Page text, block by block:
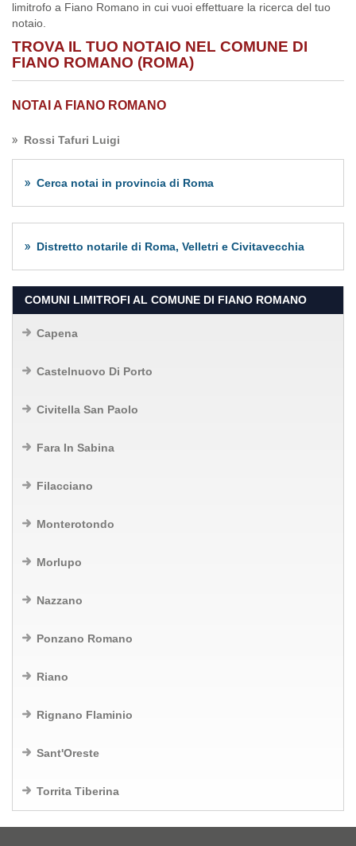
limitrofo a Fiano Romano in cui vuoi effettuare la ricerca del tuo
notaio.
TROVA IL TUO NOTAIO NEL COMUNE DI
FIANO ROMANO (ROMA)
NOTAI A FIANO ROMANO
Rossi Tafuri Luigi
Cerca notai in provincia di Roma
Distretto notarile di Roma, Velletri e Civitavecchia
COMUNI LIMITROFI AL COMUNE DI FIANO ROMANO
Capena
Castelnuovo Di Porto
Civitella San Paolo
Fara In Sabina
Filacciano
Monterotondo
Morlupo
Nazzano
Ponzano Romano
Riano
Rignano Flaminio
Sant'Oreste
Torrita Tiberina